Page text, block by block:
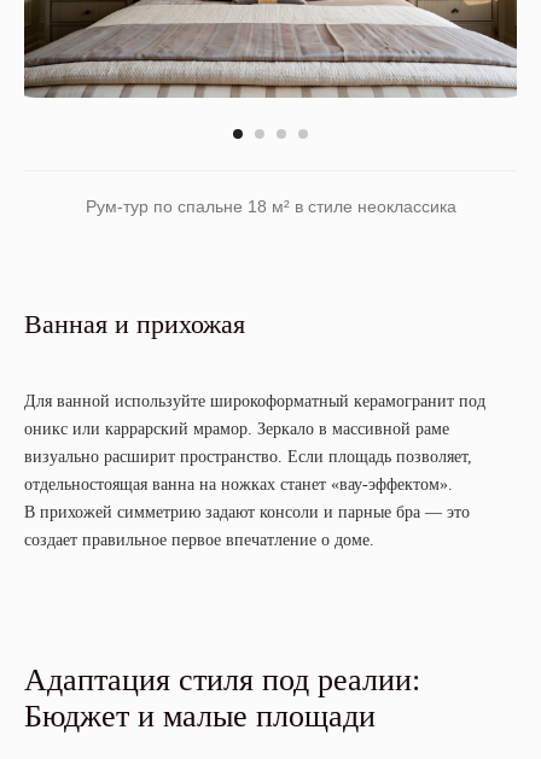
Рум-тур по спальне 18 м² в стиле неоклассика
Ванная и прихожая
Для ванной используйте широкоформатный керамогранит под
оникс или каррарский мрамор. Зеркало в массивной раме
визуально расширит пространство. Если площадь позволяет,
отдельностоящая ванна на ножках станет «вау-эффектом».
В прихожей симметрию задают консоли и парные бра — это
создает правильное первое впечатление о доме.
Адаптация стиля под реалии:
Бюджет и малые площади
БЕСПЛАТНО
ПРОКОНСУЛЬТИРУЕМ И